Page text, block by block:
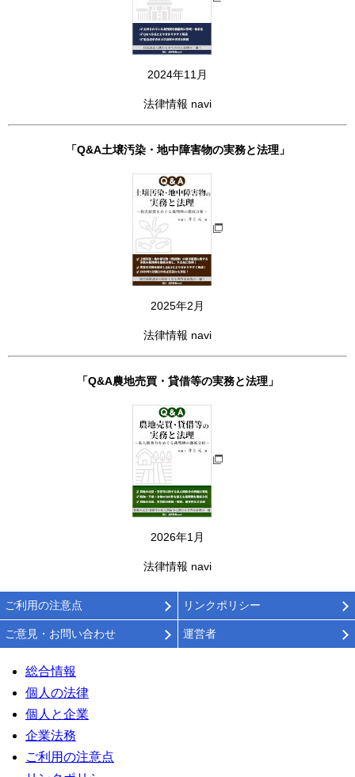
2024年11月
法律情報 navi
「Q&A土壌汚染・地中障害物の実務と法理」
2025年2月
法律情報 navi
「Q&A農地売買・貸借等の実務と法理」
2026年1月
法律情報 navi
ご利用の注意点 リンクポリシー
ご意見・お問い合わせ 運営者
総合情報
個人の法律
個人と企業
企業法務
ご利用の注意点